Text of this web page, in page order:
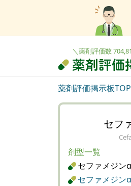
＼薬剤評価数
薬剤評価掲示板TOP
セフ
剤型一覧
セファメジン
セファメジン